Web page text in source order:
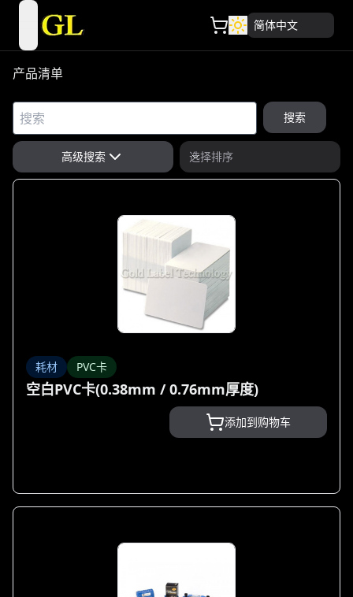
open navigation menu 简体中文
产品清单
搜索
高级搜索 选择排序
耗材 PVC卡
空白PVC卡(0.38mm / 0.76mm厚度)
添加到购物车